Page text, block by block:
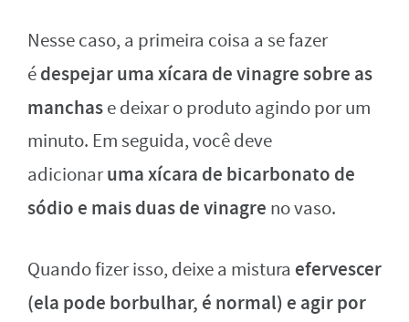
Nesse caso, a primeira coisa a se fazer
édespejar uma xícara de vinagre sobre as
manchase deixar o produto agindo por um
minuto. Em seguida, você deve
adicionaruma xícara de bicarbonato de
sódio e mais duas de vinagre no vaso.
Quando fizer isso, deixe a mistura efervescer
(ela pode borbulhar, é normal) e agir por